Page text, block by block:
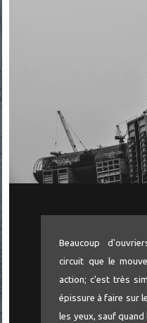
Beaucoup
circuit que le
action; c'est très
épissure à faire sur
les yeux, sauf